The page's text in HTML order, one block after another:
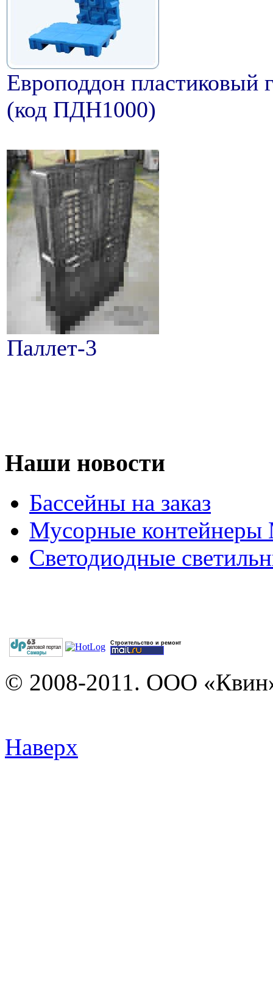
Европоддон пластиковый
(код ПДН1000)
Паллет-3
Наши новости
Бассейны на заказ
Мусорные контейнеры
Светодиодные
Строительство и ремонт
© 2008-2011. ООО
Наверх